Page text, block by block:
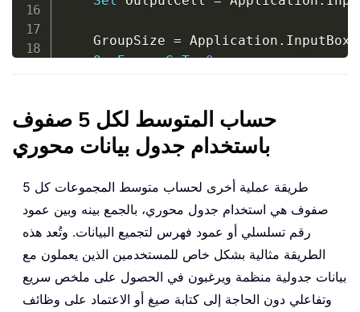
    GroupSize
= Application . InputBox
On Error GoTo 0
If GroupSize < 1 Then
        MsgBox
"Group size must be
Exit
Sub
End
    Application
ScreenUpdating
    Application
.EnableEvents
Dim prevCalc As XlCalculation
    prevCalc
= Application.
    Application
.Calculation =
حساب المتوسط لكل 5 صفوف
باستخدام جدول بيانات محوري
طريقة عملية أخرى لحساب متوسط المجموعات كل 5
صفوف هي استخدام جدول محوري، بالجمع بينه وبين عمود
رقم تسلسلي أو عمود فهرس لتجميع البيانات. وتُعد هذه
الطريقة مثالية بشكل خاص للمستخدمين الذين يعملون مع
بيانات جدولية منظمة ويرغبون في الحصول على ملخص سريع
وتفاعلي دون الحاجة إلى كتابة صيغ أو الاعتماد على وظائف